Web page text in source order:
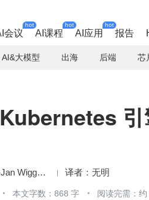
会议
hot
AI课程
hot
AI应用
hot
报告
AI&大模型 出海 后端 芯
Steef-Jan Wiggers 无明
本文字数：868 字 阅读完需：